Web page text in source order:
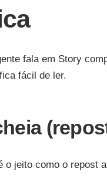
fala em Story
fácil de ler.
o jeito como o repost